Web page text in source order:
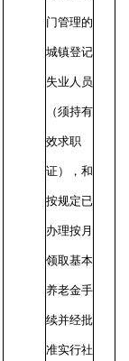
门管理的
城镇登记
失业人员
（须持有
效求职
证），和
按规定已
办理按月
领取基本
养老金手
续并经批
准实行社